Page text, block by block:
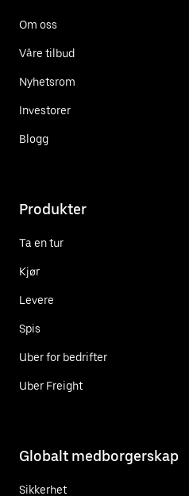
Om oss
Våre tilbud
Nyhetsrom
Investorer
Blogg
Produkter
Ta en tur
Kjør
Levere
Spis
Uber for bedrifter
Uber Freight
Globalt medborgerskap
Sikkerhet